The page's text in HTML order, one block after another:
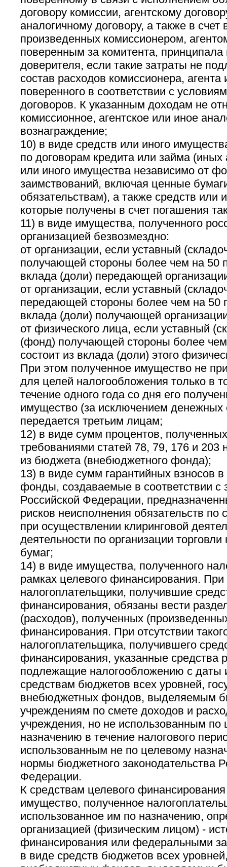
договору комиссии, агентскому
аналогичному договору, а также в счет
произведенных комиссионером,
поверенным за комитента, принципала
доверителя, если такие затраты не
состав расходов комиссионера, агента
поверенного в соответствии с
договоров. К указанным доходам не
комиссионное, агентское или иное
вознаграждение;
10) в виде средств или иного
по договорам кредита или займа (иных
или иного имущества независимо от
заимствований, включая ценные
обязательствам), а также средств или
которые получены в счет погашения
11) в виде имущества, полученного
организацией безвозмездно:
от организации, если уставный
получающей стороны более чем на 50
вклада (доли) передающей
от организации, если уставный
передающей стороны более чем на 50
вклада (доли) получающей
от физического лица, если уставный
(фонд) получающей стороны более
состоит из вклада (доли) этого
При этом полученное имущество не
для целей налогообложения только в
течение одного года со дня его
имущество (за исключением денежных
передается третьим лицам;
12) в виде сумм процентов,
требованиями статей 78, 79, 176 и 203
из бюджета (внебюджетного фонда);
13) в виде сумм гарантийных взносов
фонды, создаваемые в соответствии с
Российской Федерации,
рисков неисполнения обязательств
при осуществлении клиринговой
деятельности по организации
бумаг;
14) в виде имущества, полученного
рамках целевого финансирования. При
налогоплательщики, получившие
финансирования, обязаны вести
(расходов), полученных
финансирования. При отсутствии
налогоплательщика, получившего
финансирования, указанные средства
подлежащие налогообложению с даты
средствам бюджетов всех уровней,
внебюджетных фондов, выделяемым
учреждениям по смете доходов и
учреждения, но не использованным по
назначению в течение налогового
использованным не по целевому
нормы бюджетного законодательства
Федерации.
К средствам целевого финансирования
имущество, полученное
использованное им по назначению,
организацией (физическим лицом) -
финансирования или федеральными
в виде средств бюджетов всех